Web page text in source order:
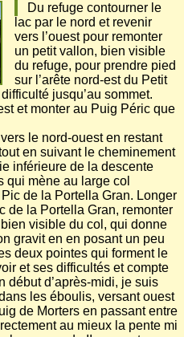
Du refuge contourner le
lac par le nord et revenir
vers l’ouest pour remonter
un petit vallon, bien visible
du refuge, pour prendre pied
sur l’arête nord-est du Petit
jusqu’au sommet.
et monter au Puig Péric que
le nord-ouest en restant
en suivant le cheminement
inférieure de la descente
qui mène au large col
de la Portella Gran. Longer
de la Portella Gran, remonter
visible du col, qui donne
gravit en en posant un peu
deux pointes qui forment le
et ses difficultés et compte
début d’après-midi, je suis
les éboulis, versant ouest
de Morters en passant entre
au mieux la pente mi